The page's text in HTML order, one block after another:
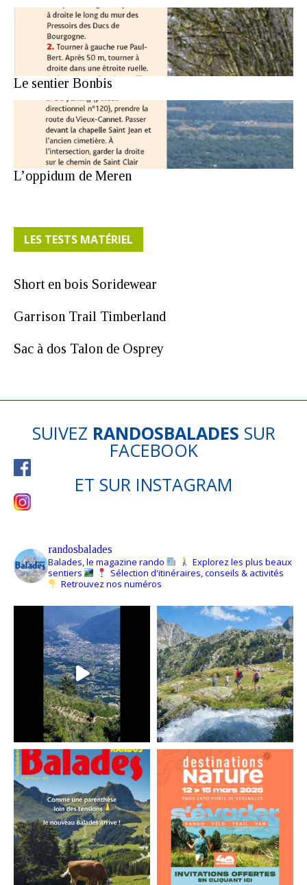
Le sentier Bonbis
L’oppidum de Meren
LES TESTS MATÉRIEL
Short en bois Soridewear
Garrison Trail Timberland
Sac à dos Talon de Osprey
SUIVEZ RANDOSBALADES SUR
FACEBOOK
ET SUR INSTAGRAM
randosbalades
Balades, le magazine rando
Explorez les plus beaux
sentiers
Sélection d'itinéraires, conseils & activités
Retrouvez nos numéros